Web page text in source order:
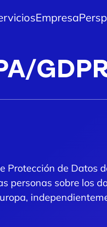
Empresa
Protección de Datos
personas sobre los